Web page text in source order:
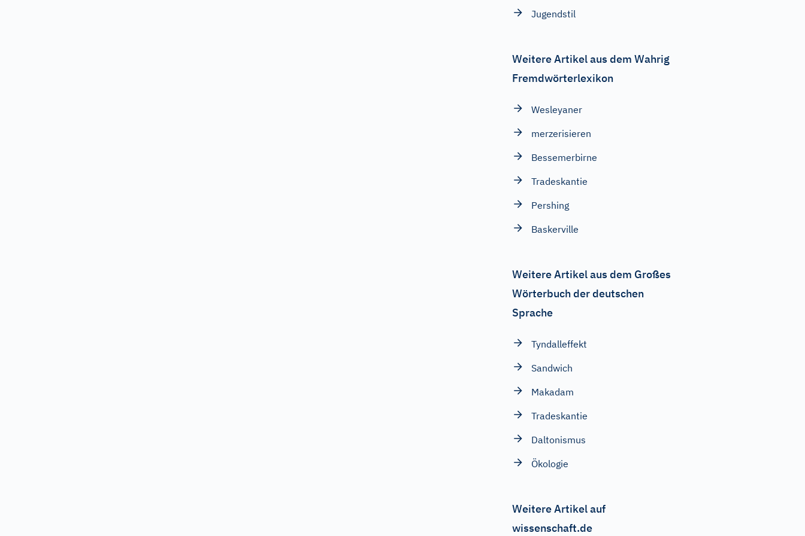
Jugendstil
Weitere Artikel aus dem Wahrig
Fremdwörterlexikon
Wesleyaner
merzerisieren
Bessemerbirne
Tradeskantie
Pershing
Baskerville
Weitere Artikel aus dem Großes
Wörterbuch der deutschen
Sprache
Tyndalleffekt
Sandwich
Makadam
Tradeskantie
Daltonismus
Ökologie
Weitere Artikel auf
wissenschaft.de